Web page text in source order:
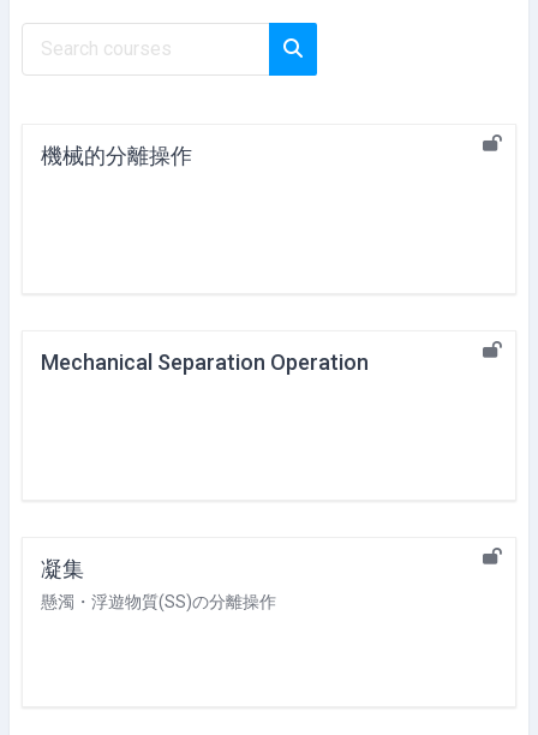
Search courses
機械的分離操作
Mechanical Separation Operation
凝集
懸濁・浮遊物質(SS)の分離操作